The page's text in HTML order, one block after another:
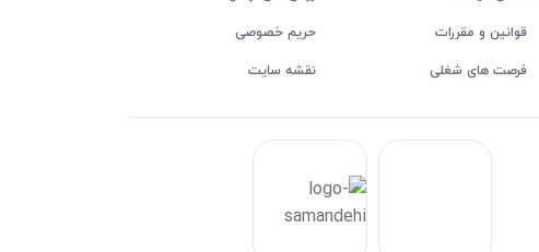
قوانین و مقررات
حریم خصوصی
فرصت های شغلی
نقشه سایت